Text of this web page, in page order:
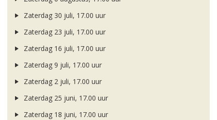
Zaterdag 30 juli, 17.00 uur
Zaterdag 23 juli, 17.00 uur
Zaterdag 16 juli, 17.00 uur
Zaterdag 9 juli, 17.00 uur
Zaterdag 2 juli, 17.00 uur
Zaterdag 25 juni, 17.00 uur
Zaterdag 18 juni, 17.00 uur